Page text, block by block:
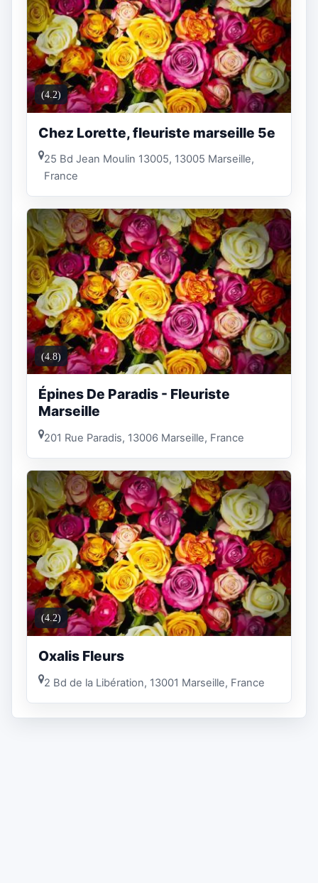
(4.2)
Chez Lorette, fleuriste marseille 5e
25 Bd Jean Moulin 13005, 13005 Marseille,
France
(4.8)
Épines De Paradis - Fleuriste
Marseille
201 Rue Paradis, 13006 Marseille, France
(4.2)
Oxalis Fleurs
2 Bd de la Libération, 13001 Marseille, France